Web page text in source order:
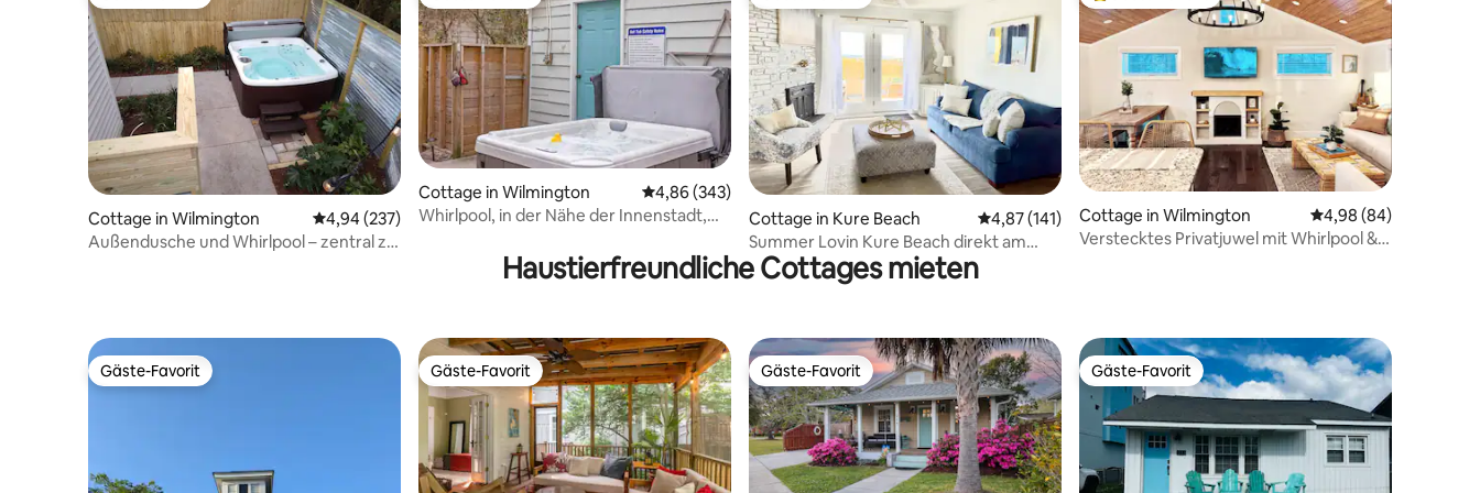
Cottage in Wilmington Durchschnittliche Bewertung: 4,94 von 5, 237 Bewertungen
4,94 (237)
Außendusche und Whirlpool – zentral zu
Cottage in Wilmington Durchschnittliche Bewertung: 4,86 von 5, 343 Bewertungen
4,86 (343)
Whirlpool, in der Nähe der Innenstadt,
Cottage in Kure Beach Durchschnittliche Bewertung: 4,87 von 5, 141 Bewertungen
4,87 (141)
Summer Lovin Kure Beach direkt am
Meer mit Whirlpool
Cottage in Wilmington Durchschnittliche
4,98 (84)
Verstecktes Privatjuwel mit Whirlpool &
Haustierfreundliche Cottages mieten
Gäste-Favorit
Gäste-Favorit Gäste-Favorit
Gäste-Favorit Gäste-Favorit
Gäste-Favorit Gäste-Favorit
Gäste-Favorit